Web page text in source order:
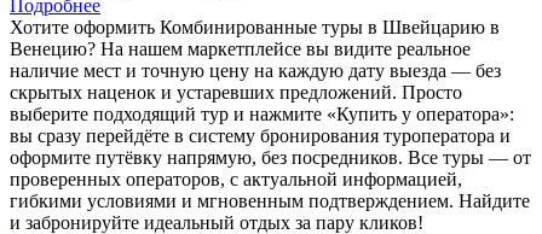
Подробнее
Хотите оформить Комбинированные туры в Швейцарию в
Венецию? На нашем маркетплейсе вы видите реальное
наличие мест и точную цену на каждую дату выезда — без
скрытых наценок и устаревших предложений. Просто
выберите подходящий тур и нажмите «Купить у оператора»:
вы сразу перейдёте в систему бронирования туроператора и
оформите путёвку напрямую, без посредников. Все туры — от
проверенных операторов, с актуальной информацией,
гибкими условиями и мгновенным подтверждением. Найдите
и забронируйте идеальный отдых за пару кликов!